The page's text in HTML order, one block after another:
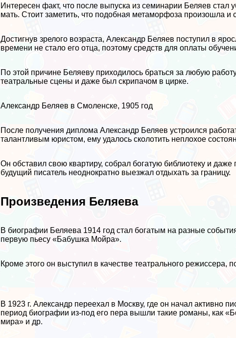
Интересен факт, что после выпуска из семинарии Беляев
мать. Стоит заметить, что подобная метаморфоза произошла
Достигнув зрелого возраста, Александр Беляев поступил в
времени не стало его отца, поэтому средств для оплаты
По этой причине Беляеву приходилось браться за любую
театральные сцены и даже был скрипачом в цирке.
Александр Беляев в Смоленске, 1905 год
После получения диплома Александр Беляев устроился
талантливым юристом, ему удалось сколотить неплохое
Он обставил свою квартиру, собрал богатую библиотеку и
будущий писатель неоднократно выезжал отдыхать за границу.
Произведения Беляева
В биографии Беляева 1914 год стал богатым на разные
первую пьесу «Бабушка Мойра».
Кроме этого он выступил в качестве театрального
В 1923 г. Александр переехал в Москву, где он начал активно
период биографии из-под его пера вышли такие романы, как
мира» и др.